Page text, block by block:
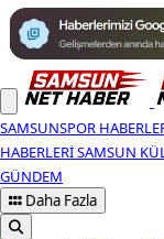
SAMSUNSPOR
HABERLERISAMSUN
GÜNDEM
Daha Fazla